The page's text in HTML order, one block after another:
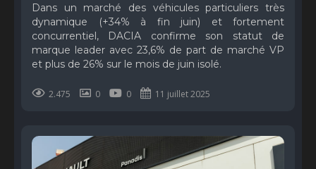
Dans un marché des véhicules particuliers très
dynamique (+34% à fin juin) et fortement
concurrentiel, DACIA confirme son statut de
marque leader avec 23,6% de part de marché VP
et plus de 26% sur le mois de juin isolé.
2.475 0 0 11 juillet 2025